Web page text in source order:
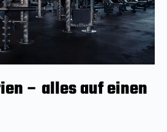
– alles auf einen